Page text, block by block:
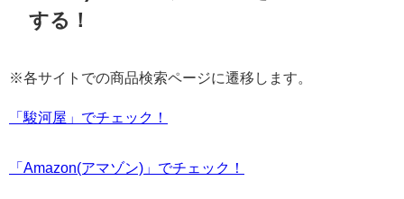
する！
※各サイトでの商品検索ページに遷移します。
「駿河屋」でチェック！
「Amazon(アマゾン)」でチェック！